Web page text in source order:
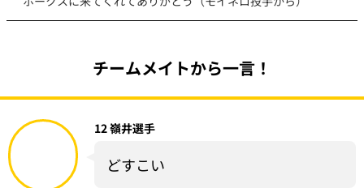
チームメイトから一言！
12 嶺井選手
どすこい